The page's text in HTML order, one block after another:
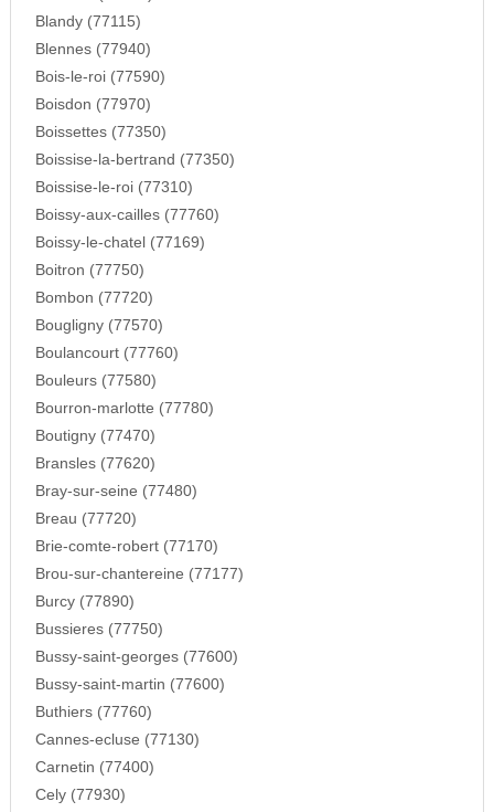
Blandy (77115)
Blennes (77940)
Bois-le-roi (77590)
Boisdon (77970)
Boissettes (77350)
Boissise-la-bertrand (77350)
Boissise-le-roi (77310)
Boissy-aux-cailles (77760)
Boissy-le-chatel (77169)
Boitron (77750)
Bombon (77720)
Bougligny (77570)
Boulancourt (77760)
Bouleurs (77580)
Bourron-marlotte (77780)
Boutigny (77470)
Bransles (77620)
Bray-sur-seine (77480)
Breau (77720)
Brie-comte-robert (77170)
Brou-sur-chantereine (77177)
Burcy (77890)
Bussieres (77750)
Bussy-saint-georges (77600)
Bussy-saint-martin (77600)
Buthiers (77760)
Cannes-ecluse (77130)
Carnetin (77400)
Cely (77930)